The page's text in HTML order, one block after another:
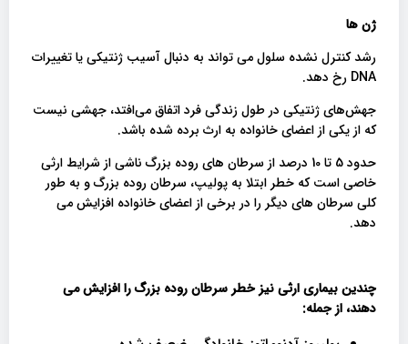
ژن ها
رشد کنترل نشده سلول می تواند به دنبال آسیب ژنتیکی یا تغییرات
DNA رخ دهد.
جهش‌های ژنتیکی در طول زندگی فرد اتفاق می‌افتد، جهشی نیست
که از یکی از اعضای خانواده به ارث برده شده باشد.
حدود 5 تا 10 درصد از سرطان های روده بزرگ ناشی از شرایط ارثی
خاصی است که خطر ابتلا به پولیپ، سرطان روده بزرگ و به طور
کلی سرطان های دیگر را در برخی از اعضای خانواده افزایش می
دهد.
چندین بیماری ارثی نیز خطر سرطان روده بزرگ را افزایش می
دهند، از جمله: